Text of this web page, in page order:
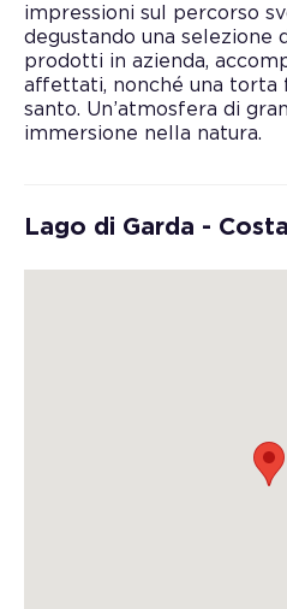
impressioni sul percorso
degustando una selezione
prodotti in azienda,
affettati, nonché una torta
santo. Un’atmosfera di
immersione nella natura.
Lago di Garda -